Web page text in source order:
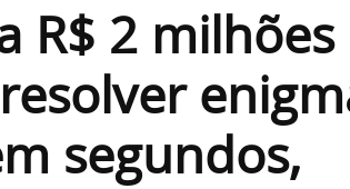
R$ 2 milhões
segundos,